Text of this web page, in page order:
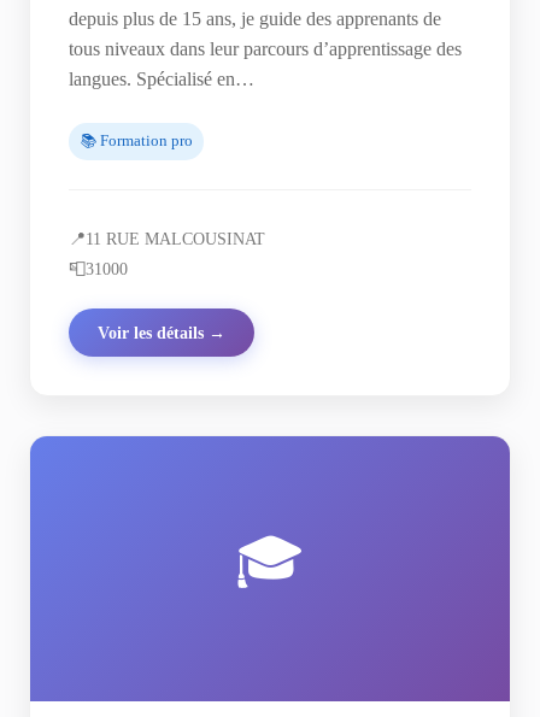
depuis plus de 15 ans, je guide des apprenants de
tous niveaux dans leur parcours d’apprentissage des
langues. Spécialisé en…
📚 Formation pro
📍11 RUE MALCOUSINAT
📮31000
Voir les détails →
🎓